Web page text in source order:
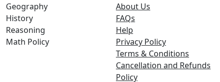
Geography
History
Reasoning
Math Policy
About Us
FAQs
Help
Privacy Policy
Terms & Conditions
Cancellation and Refunds
Policy